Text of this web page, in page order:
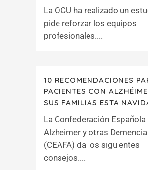
La OCU ha realizado un
pide reforzar los equipos
profesionales....
10 RECOMENDACIONES
PACIENTES CON
SUS FAMILIAS ESTA
La Confederación Española
Alzheimer y otras
(CEAFA) da los siguientes
consejos....